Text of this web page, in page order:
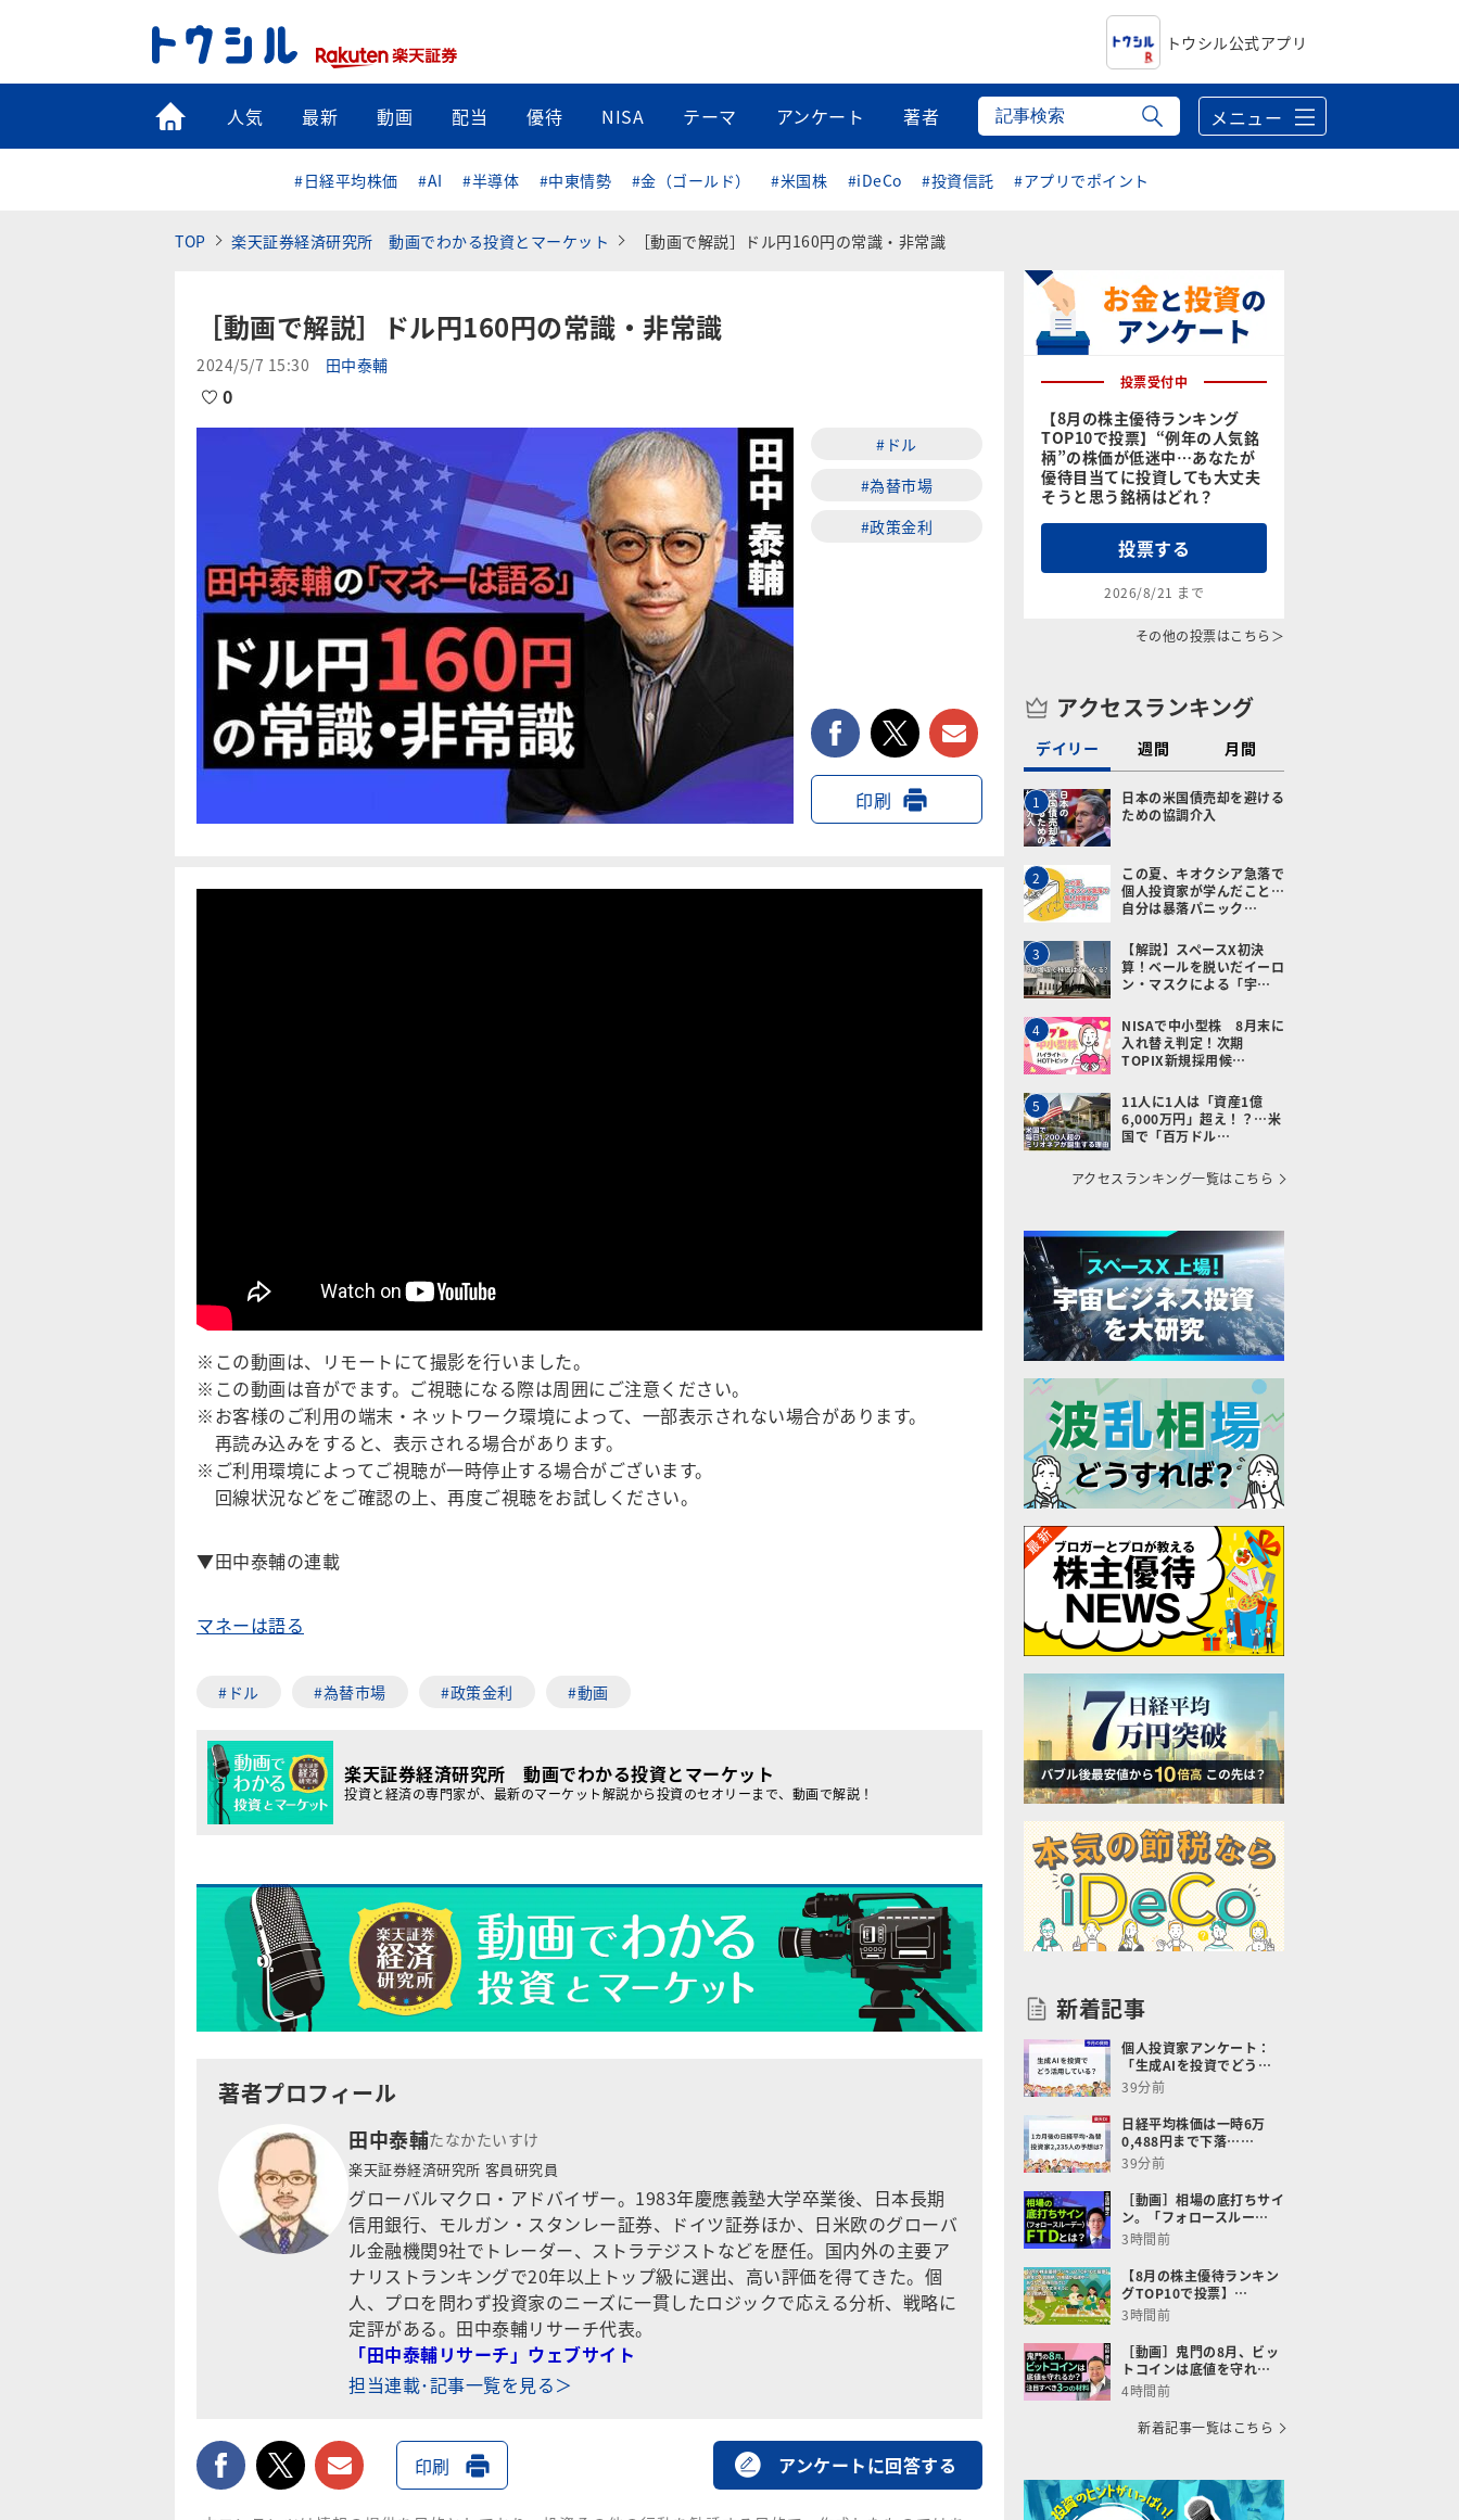
トウシル公式アプリ
トップ
人気 最新 動画 配当 優待 NISA テーマ アンケート 著者 メニュー
#日経平均株価 #AI #半導体 #中東情勢 #金（ゴールド） #米国株 #iDeCo #投資信託 #アプリでポイント
TOP 楽天証券経済研究所 動画でわかる投資とマーケット ［動画で解説］ドル円160円の常識・非常識
［動画で解説］ドル円160円の常識・非常識
2024/5/7 15:30 田中泰輔
0
#ドル
#為替市場
#政策金利
facebooktwitter メールで送る
印刷
※この動画は、リモートにて撮影を行いました。
※この動画は音がでます。ご視聴になる際は周囲にご注意ください。
※お客様のご利用の端末・ネットワーク環境によって、一部表示されない場合があります。
再読み込みをすると、表示される場合があります。
※ご利用環境によってご視聴が一時停止する場合がございます。
回線状況などをご確認の上、再度ご視聴をお試しください。
▼田中泰輔の連載
マネーは語る
#ドル #為替市場 #政策金利 #動画
楽天証券経済研究所 動画でわかる投資とマーケット
投資と経済の専門家が、最新のマーケット解説から投資のセオリーまで、動画で解説！
著者プロフィール
田中泰輔たなかたいすけ
楽天証券経済研究所 客員研究員
グローバルマクロ・アドバイザー。1983年慶應義塾大学卒業後、日本長期
信用銀行、モルガン・スタンレー証券、ドイツ証券ほか、日米欧のグローバ
ル金融機関9社でトレーダー、ストラテジストなどを歴任。国内外の主要ア
ナリストランキングで20年以上トップ級に選出、高い評価を得てきた。個
人、プロを問わず投資家のニーズに一貫したロジックで応える分析、戦略に
定評がある。田中泰輔リサーチ代表。
「田中泰輔リサーチ」ウェブサイト
担当連載･記事一覧を見る＞
facebooktwitter メールで送る
印刷 アンケートに回答する
投票受付中
【8月の株主優待ランキング
TOP10で投票】“例年の人気銘
柄”の株価が低迷中…あなたが
優待目当てに投資しても大丈夫
そうと思う銘柄はどれ？
投票する
2026/8/21 まで
その他の投票はこちら＞
アクセスランキング
デイリー 週間 月間
1
日本の米国債売却を避ける
ための協調介入
2
この夏、キオクシア急落で
個人投資家が学んだこと…
自分は暴落パニック…
3
【解説】スペースX初決
算！ベールを脱いだイーロ
ン・マスクによる「宇…
4
NISAで中小型株 8月末に
入れ替え判定！次期
TOPIX新規採用候…
5
11人に1人は「資産1億
6,000万円」超え！？…米
国で「百万ドル…
アクセスランキング一覧はこちら
新着記事
個人投資家アンケート：
「生成AIを投資でどう…
39分前
日経平均株価は一時6万
0,488円まで下落……
39分前
［動画］相場の底打ちサイ
ン。「フォロースルー…
3時間前
【8月の株主優待ランキン
グTOP10で投票】…
3時間前
［動画］鬼門の8月、ビッ
トコインは底値を守れ…
4時間前
新着記事一覧はこちら